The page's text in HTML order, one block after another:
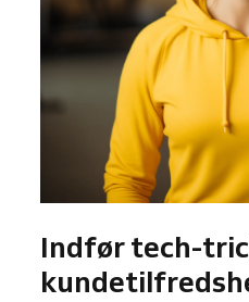
Indfør tech-